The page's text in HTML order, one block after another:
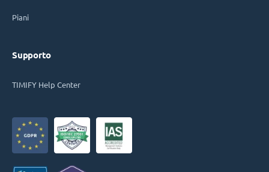
Piani
Supporto
TIMIFY Help Center